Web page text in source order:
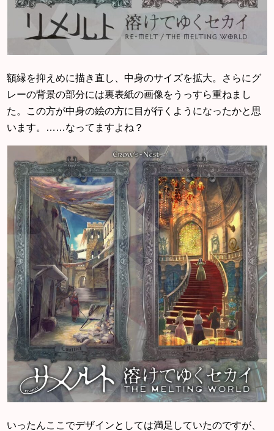
額縁を抑えめに描き直し、中身のサイズを拡大。さらにグ
レーの背景の部分には裏表紙の画像をうっすら重ねまし
た。この方が中身の絵の方に目が行くようになったかと思
います。……なってますよね？
いったんここでデザインとしては満足していたのですが、